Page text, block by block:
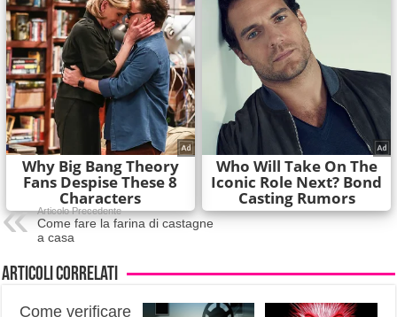
Articolo Precedente
Come fare la farina di castagne
a casa
Articoli correlati
Come verificare